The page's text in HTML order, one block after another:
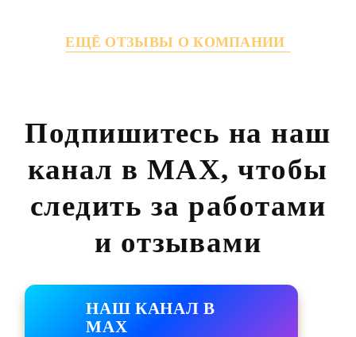
ЕЩЁ ОТЗЫВЫ О КОМПАНИИ
Подпишитесь на наш
канал в MAX, чтобы
следить за работами
и отзывами
НАШ КАНАЛ В
MAX